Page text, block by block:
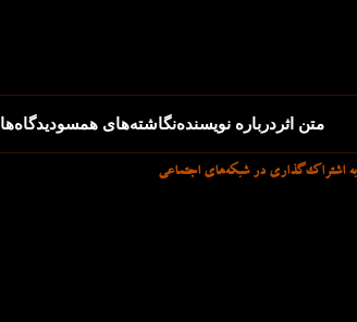
متن اثر درباره نویسندهنگاشته‌های همسودیدگاه‌ها
به اشتراک‌گذاری در شبکه‌های اجتماعی